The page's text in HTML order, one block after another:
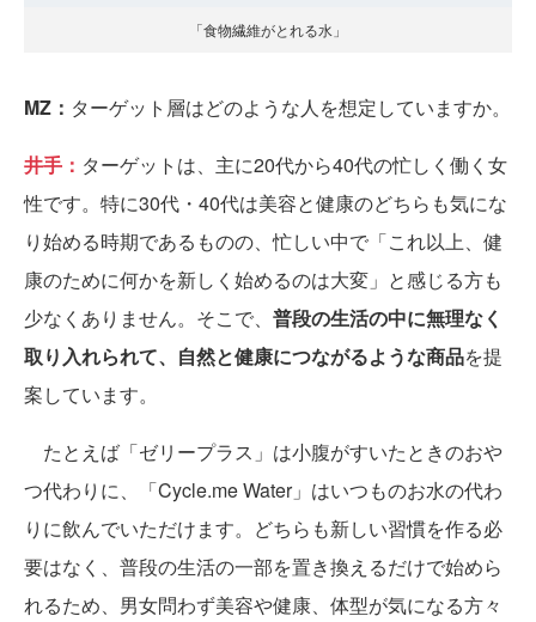
「食物繊維がとれる水」
MZ： ターゲット層はどのような人を想定していますか。
井手： ターゲットは、主に20代から40代の忙しく働く女
性です。特に30代・40代は美容と健康のどちらも気にな
り始める時期であるものの、忙しい中で「これ以上、健
康のために何かを新しく始めるのは大変」と感じる方も
少なくありません。そこで、 普段の生活の中に無理なく
取り入れられて、自然と健康につながるような商品を提
案しています。
たとえば「ゼリープラス」は小腹がすいたときのおや
つ代わりに、「Cycle.me Water」はいつものお水の代わ
りに飲んでいただけます。どちらも新しい習慣を作る必
要はなく、普段の生活の一部を置き換えるだけで始めら
れるため、男女問わず美容や健康、体型が気になる方々